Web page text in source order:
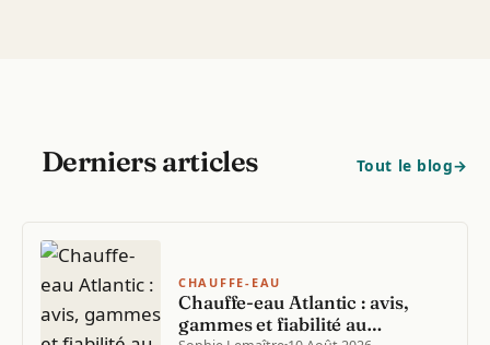
Derniers articles Tout le blog→
CHAUFFE-EAU
Chauffe-eau Atlantic : avis,
gammes et fiabilité au